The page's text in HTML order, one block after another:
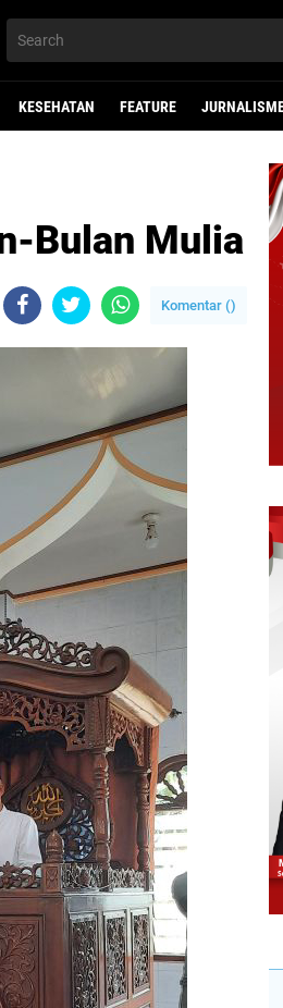
KESEHATAN FEATURE
Bulan Mulia
Komentar ()